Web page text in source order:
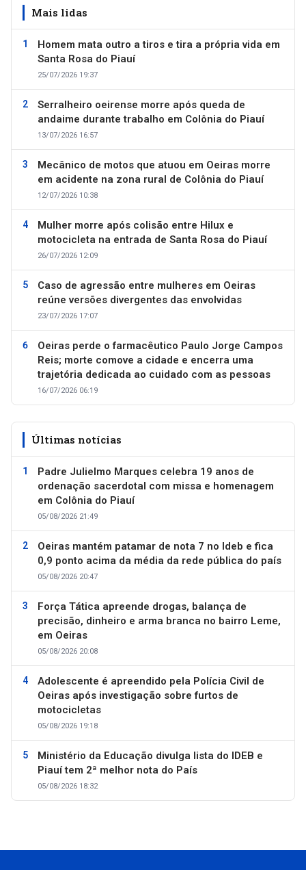
Mais lidas
Homem mata outro a tiros e tira a própria vida em
Santa Rosa do Piauí
25/07/2026 19:37
Serralheiro oeirense morre após queda de
andaime durante trabalho em Colônia do Piauí
13/07/2026 16:57
Mecânico de motos que atuou em Oeiras morre
em acidente na zona rural de Colônia do Piauí
12/07/2026 10:38
Mulher morre após colisão entre Hilux e
motocicleta na entrada de Santa Rosa do Piauí
26/07/2026 12:09
Caso de agressão entre mulheres em Oeiras
reúne versões divergentes das envolvidas
23/07/2026 17:07
Oeiras perde o farmacêutico Paulo Jorge Campos
Reis; morte comove a cidade e encerra uma
trajetória dedicada ao cuidado com as pessoas
16/07/2026 06:19
Últimas notícias
Padre Julielmo Marques celebra 19 anos de
ordenação sacerdotal com missa e homenagem
em Colônia do Piauí
05/08/2026 21:49
Oeiras mantém patamar de nota 7 no Ideb e fica
0,9 ponto acima da média da rede pública do país
05/08/2026 20:47
Força Tática apreende drogas, balança de
precisão, dinheiro e arma branca no bairro Leme,
em Oeiras
05/08/2026 20:08
Adolescente é apreendido pela Polícia Civil de
Oeiras após investigação sobre furtos de
motocicletas
05/08/2026 19:18
Ministério da Educação divulga lista do IDEB e
Piauí tem 2ª melhor nota do País
05/08/2026 18:32